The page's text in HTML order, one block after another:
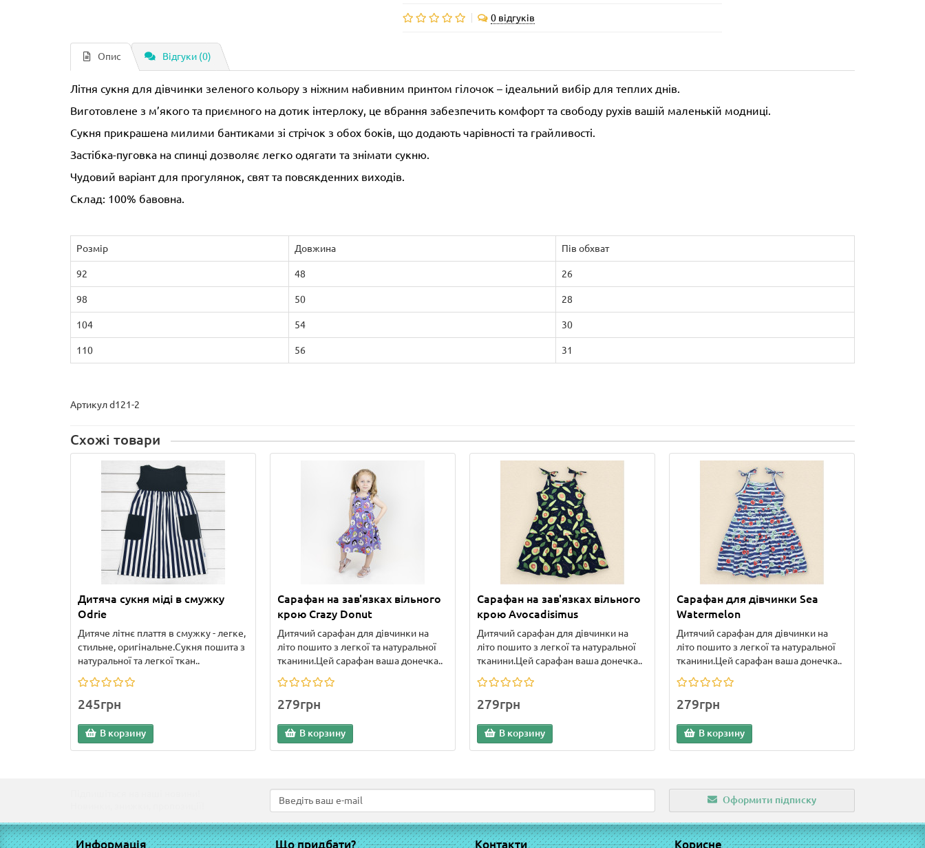
0 відгуків
Опис Відгуки (0)
Літня сукня для дівчинки зеленого кольору з ніжним набивним принтом гілочок – ідеальний вибір для теплих днів.
Виготовлене з м’якого та приємного на дотик інтерлоку, це вбрання забезпечить комфорт та свободу рухів вашій маленькій модниці.
Сукня прикрашена милими бантиками зі стрічок з обох боків, що додають чарівності та грайливості.
Застібка-пуговка на спинці дозволяє легко одягати та знімати сукню.
Чудовий варіант для прогулянок, свят та повсякденних виходів.
Склад: 100% бавовна.
Розмір Довжина Пів обхват
92 48 26
98 50 28
104 54 30
110 56 31
Артикул d121-2
Схожі товари
Дитяча сукня міді в смужку
Odrie
Дитяче літнє плаття в смужку - легке,
стильне, оригінальне.Сукня пошита з
натуральної та легкої ткан..
245грн
В корзину
Сарафан на зав'язках вільного
крою Crazy Donut
Дитячий сарафан для дівчинки на
літо пошито з легкої та натуральної
тканини.Цей сарафан ваша донечка..
279грн
В корзину
Сарафан на зав'язках вільного
крою Avocadisimus
Дитячий сарафан для дівчинки на
літо пошито з легкої та натуральної
тканини.Цей сарафан ваша донечка..
279грн
В корзину
Сарафан для дівчинки Sea
Watermelon
Дитячий сарафан для дівчинки на
літо пошито з легкої та натуральної
тканини.Цей сарафан ваша донечка..
279грн
В корзину
Оформити підписку
Информація Що придбати? Контакти Корисне